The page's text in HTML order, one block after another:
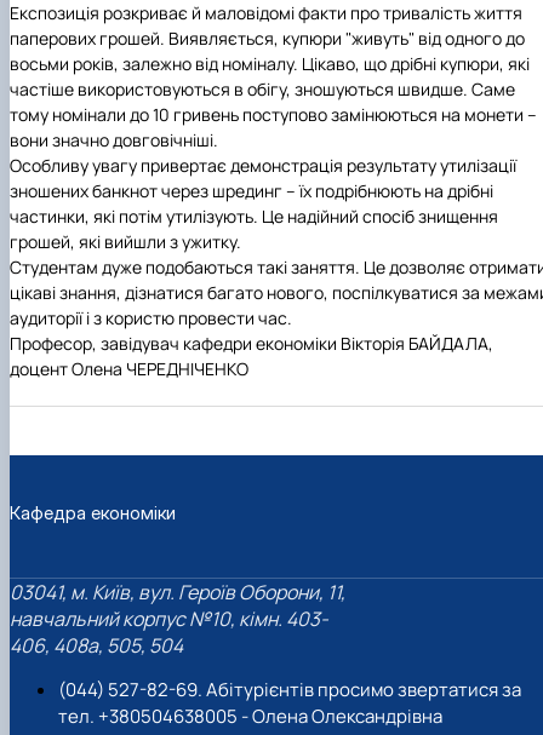
Експозиція розкриває й маловідомі факти про тривалість життя
паперових грошей. Виявляється, купюри "живуть" від одного до
восьми років, залежно від номіналу. Цікаво, що дрібні купюри, які
частіше використовуються в обігу, зношуються швидше. Саме
тому номінали до 10 гривень поступово замінюються на монети –
вони значно довговічніші.
Особливу увагу привертає демонстрація результату утилізації
зношених банкнот через шрединг – їх подрібнюють на дрібні
частинки, які потім утилізують. Це надійний спосіб знищення
грошей, які вийшли з ужитку.
Студентам дуже подобаються такі заняття. Це дозволяє
цікаві знання, дізнатися багато нового, поспілкуватися за
аудиторії і з користю провести час.
Професор, завідувач кафедри економіки Вікторія БАЙДАЛА,
доцент Олена ЧЕРЕДНІЧЕНКО
Кафедра економіки
03041, м. Київ, вул. Героїв Оборони, 11,
навчальний корпус №10, кімн. 403-
406, 408a, 505, 504
(044) 527-82-69. Абітурієнтів просимо звертатися за
тел. +380504638005 - Олена Олександрівна